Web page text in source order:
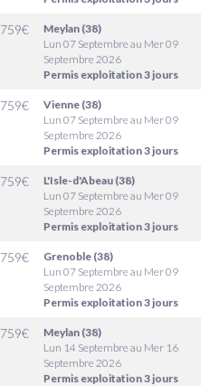
759€
Meylan (38)
Lun 07 Septembre au Mer 09
Septembre 2026
Permis exploitation 3 jours
759€
Vienne (38)
Lun 07 Septembre au Mer 09
Septembre 2026
Permis exploitation 3 jours
759€
L'Isle-d'Abeau (38)
Lun 07 Septembre au Mer 09
Septembre 2026
Permis exploitation 3 jours
759€
Grenoble (38)
Lun 07 Septembre au Mer 09
Septembre 2026
Permis exploitation 3 jours
759€
Meylan (38)
Lun 14 Septembre au Mer 16
Septembre 2026
Permis exploitation 3 jours